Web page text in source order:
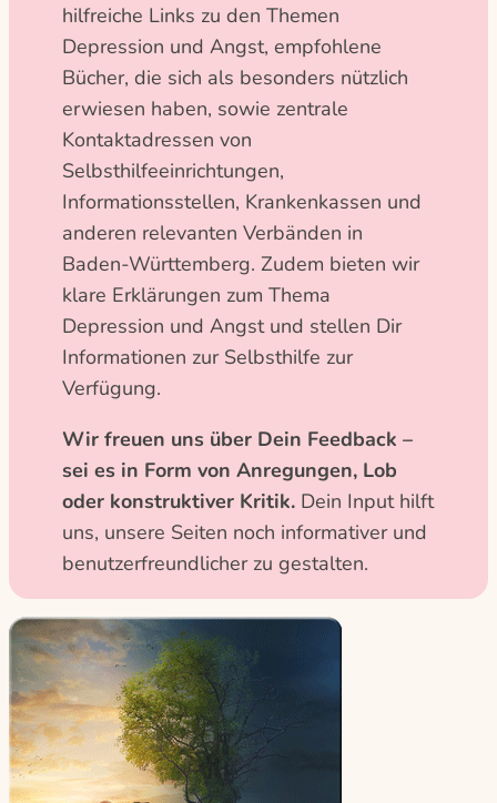
hilfreiche Links zu den Themen
Depression und Angst, empfohlene
Bücher, die sich als besonders nützlich
erwiesen haben, sowie zentrale
Kontaktadressen von
Selbsthilfeeinrichtungen,
Informationsstellen, Krankenkassen und
anderen relevanten Verbänden in
Baden-Württemberg. Zudem bieten wir
klare Erklärungen zum Thema
Depression und Angst und stellen Dir
Informationen zur Selbsthilfe zur
Verfügung.
Wir freuen uns über Dein Feedback –
sei es in Form von Anregungen, Lob
oder konstruktiver Kritik. Dein Input hilft
uns, unsere Seiten noch informativer und
benutzerfreundlicher zu gestalten.